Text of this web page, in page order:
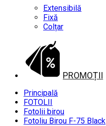
Extensibilă
Fixă
Colțar
PROMOȚII
Principală
FOTOLII
Fotolii birou
Fotoliu Birou F-75 Black